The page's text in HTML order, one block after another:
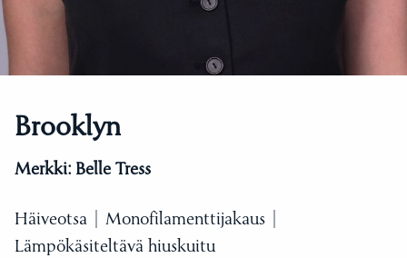
Brooklyn
Merkki: Belle Tress
Häiveotsa | Monofilamenttijakaus |
Lämpökäsiteltävä hiuskuitu